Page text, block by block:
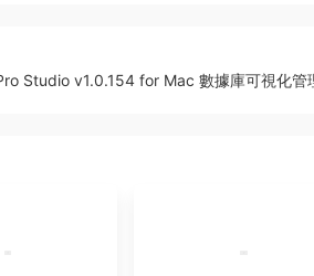
Studio v1.0.154 for Mac 數據庫可視化管